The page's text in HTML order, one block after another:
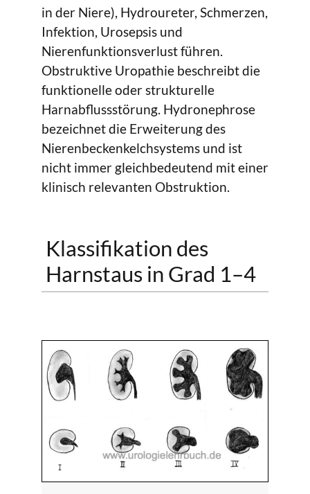
in der Niere), Hydroureter, Schmerzen,
Infektion, Urosepsis und
Nierenfunktionsverlust führen.
Obstruktive Uropathie beschreibt die
funktionelle oder strukturelle
Harnabflussstörung. Hydronephrose
bezeichnet die Erweiterung des
Nierenbeckenkelchsystems und ist
nicht immer gleichbedeutend mit einer
klinisch relevanten Obstruktion.
Klassifikation des
Harnstaus in Grad 1–4